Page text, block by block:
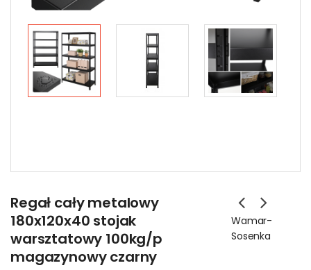
Regał cały metalowy
180x120x40 stojak
warsztatowy 100kg/p
magazynowy czarny
Wamar-
Sosenka